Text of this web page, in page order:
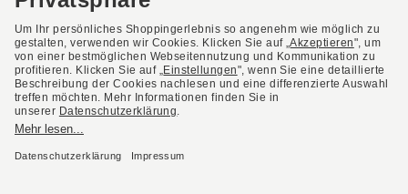
AGB Barrierefreiheit
Impressum
Datenschutzerklärung
Datenschutzeinstellungen